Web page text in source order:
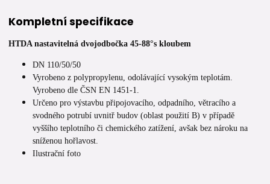
Kompletní specifikace
HTDA nastavitelná dvojodbočka 45-88°s kloubem
DN 110/50/50
Vyrobeno z polypropylenu, odolávající vysokým teplotám.
Vyrobeno dle ČSN EN 1451-1.
Určeno pro výstavbu připojovacího, odpadního, větracího a
svodného potrubí uvnitř budov (oblast použití B) v případě
vyššího teplotního či chemického zatížení, avšak bez nároku na
sníženou hořlavost.
Ilustrační foto